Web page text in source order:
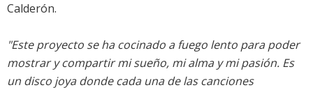
Calderón.
"Este proyecto se ha cocinado a fuego lento para poder
mostrar y compartir mi sueño, mi alma y mi pasión. Es
un disco joya donde cada una de las canciones